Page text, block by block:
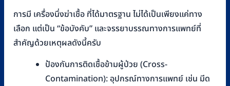
การมี เครื่องนึ่งฆ่าเชื้อ ที่ได้มาตรฐาน ไม่ได้เป็นเพียงแค่ทาง
เลือก แต่เป็น “ข้อบังคับ” และจรรยาบรรณทางการแพทย์ที่
สำคัญด้วยเหตุผลดังนี้ครับ
ป้องกันการติดเชื้อข้ามผู้ป่วย (Cross-
Contamination): อุปกรณ์ทางการแพทย์ เช่น มีด